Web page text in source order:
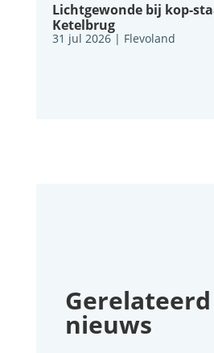
Lichtgewonde bij kop-
Ketelbrug
31 jul 2026| Flevoland
Gerelateerd
nieuws